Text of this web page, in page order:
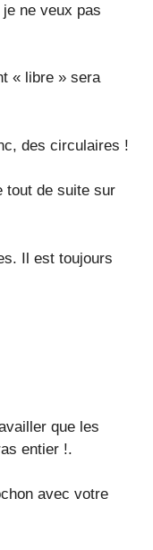
ne veux pas
« libre » sera
des circulaires !
tout de suite sur
Il est toujours
que les
entier !.
avec votre